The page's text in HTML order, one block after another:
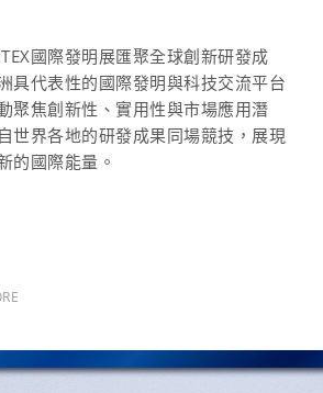
2026 2026 2026
國際發明展匯聚全球創新研發成
具代表性的國際發明與科技交流平台
聚焦創新性、實用性與市場應用潛
世界各地的研發成果同場競技，展現
的國際能量。
獲金獎肯定，再次展現其從原料探
力，深獲國際專業評審讚賞。